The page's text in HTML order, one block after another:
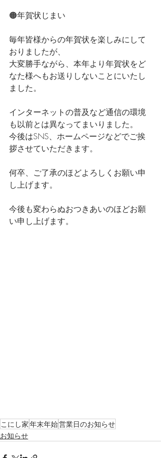
🟠年賀状じまい
毎年皆様からの年賀状を楽しみにして
おりましたが、
大変勝手ながら、本年より年賀状をど
なた様へもお送りしないことにいたし
ました。
インターネットの普及など通信の環境
も以前とは異なってまいりました。
今後はSNS、ホームページなどでご挨
拶させていただきます。
何卒、ご了承のほどよろしくお願い申
し上げます。
今後も変わらぬおつきあいのほどお願
い申し上げます。
こにし家年末年始営業日のお知らせ
お知らせ